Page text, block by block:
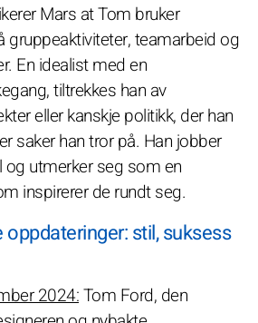
Mars at Tom bruker
gruppeaktiviteter, teamarbeid og
En idealist med en
tiltrekkes han av
eller kanskje politikk, der han
saker han tror på. Han jobber
utmerker seg som en
inspirerer de rundt seg.
stil, suksess
2024:Tom Ford, den